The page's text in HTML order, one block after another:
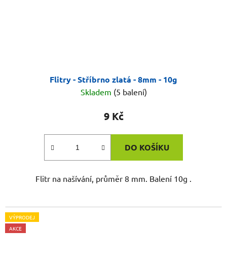
Flitry - Stříbrno zlatá - 8mm - 10g
Skladem (5 balení)
9 Kč
DO KOŠÍKU
Flitr na našívání, průměr 8 mm. Balení 10g .
VÝPRODEJ
AKCE